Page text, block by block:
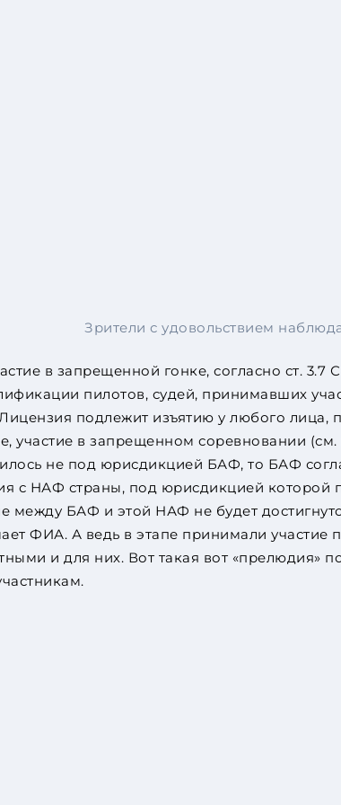
Зрители с удовольствием
в запрещенной гонке, согласно ст.
пилотов, судей, принимавших
Лицензия подлежит изъятию у любого
участие в запрещенном соревновании
не под юрисдикцией БАФ, то БАФ
с НАФ страны, под юрисдикцией которой
между БАФ и этой НАФ не будет
ФИА. А ведь в этапе принимали участие
и для них. Вот такая вот «прелюдия»